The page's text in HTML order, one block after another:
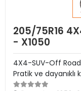
205/75R16
- X1050
4X4-SUV-Off
Pratik ve dayanıklı